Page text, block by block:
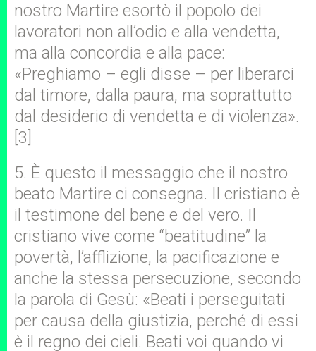
nostro Martire esortò il popolo dei
lavoratori non all’odio e alla vendetta,
ma alla concordia e alla pace:
«Preghiamo – egli disse – per liberarci
dal timore, dalla paura, ma soprattutto
dal desiderio di vendetta e di violenza».
[3]
5. È questo il messaggio che il nostro
beato Martire ci consegna. Il cristiano è
il testimone del bene e del vero. Il
cristiano vive come “beatitudine” la
povertà, l’afflizione, la pacificazione e
anche la stessa persecuzione, secondo
la parola di Gesù: «Beati i perseguitati
per causa della giustizia, perché di essi
è il regno dei cieli. Beati voi quando vi